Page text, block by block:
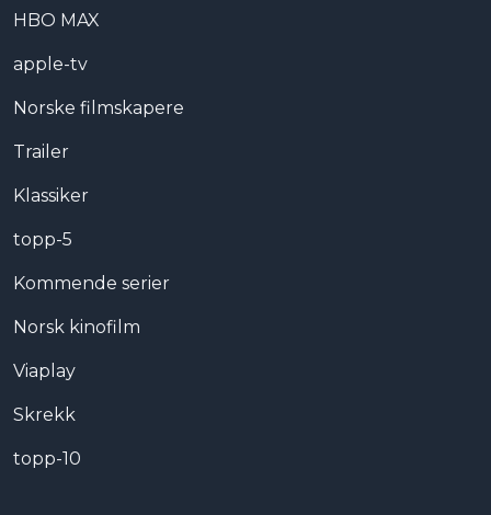
HBO MAX
apple-tv
Norske filmskapere
Trailer
Klassiker
topp-5
Kommende serier
Norsk kinofilm
Viaplay
Skrekk
topp-10